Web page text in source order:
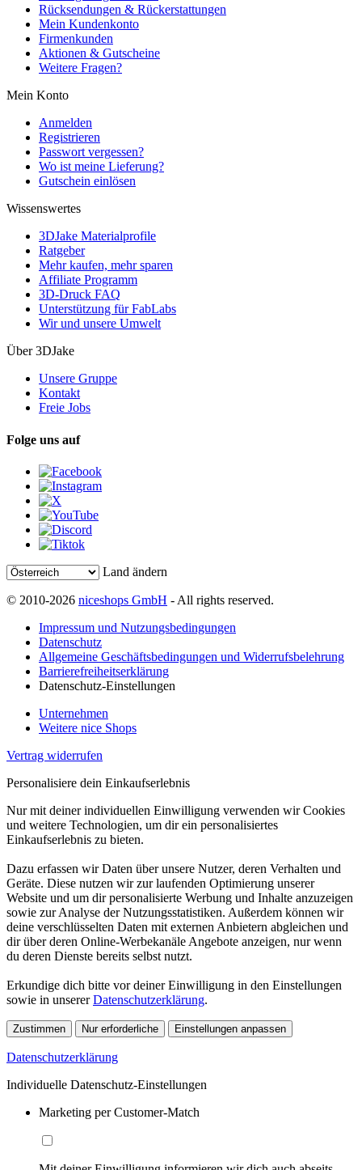
Rücksendungen & Rückerstattungen
Mein Kundenkonto
Firmenkunden
Aktionen & Gutscheine
Weitere Fragen?
Mein Konto
Anmelden
Registrieren
Passwort vergessen?
Wo ist meine Lieferung?
Gutschein einlösen
Wissenswertes
3DJake Materialprofile
Ratgeber
Mehr kaufen, mehr sparen
Affiliate Programm
3D-Druck FAQ
Unterstützung für FabLabs
Wir und unsere Umwelt
Über 3DJake
Unsere Gruppe
Kontakt
Freie Jobs
Folge uns auf
Land ändern
© 2010-2026 niceshops GmbH - All rights reserved.
Impressum und Nutzungsbedingungen
Datenschutz
Allgemeine Geschäftsbedingungen und Widerrufsbelehrung
Barrierefreiheitserklärung
Datenschutz-Einstellungen
Unternehmen
Weitere nice Shops
Vertrag widerrufen
Personalisiere dein Einkaufserlebnis
Nur mit deiner individuellen Einwilligung verwenden wir Cookies
und weitere Technologien, um dir ein personalisiertes
Einkaufserlebnis zu bieten.
Dazu erfassen wir Daten über unsere Nutzer, deren Verhalten und
Geräte. Diese nutzen wir zur laufenden Optimierung unserer
Website und um dir personalisierte Werbung und Inhalte anzuzeigen
sowie zur Analyse der Nutzungsstatistiken. Außerdem können wir
deine verschlüsselten Daten mit externen Anbietern abgleichen und
dir über deren Online-Werbekanäle Angebote anzeigen, nur wenn
du deren Dienste bereits selbst nutzt.
Erkundige dich bitte vor deiner Einwilligung in den Einstellungen
sowie in unsererDatenschutzerklärung.
Zustimmen Nur erforderliche Einstellungen anpassen
Datenschutzerklärung
Individuelle Datenschutz-Einstellungen
Marketing per Customer-Match